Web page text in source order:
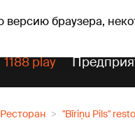
версию браузера,
Askolds Прогноз
1188 play
Ресторан "Bīriņu Pils"